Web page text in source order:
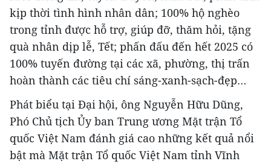
kịp thời tình hình nhân dân; 100% hộ nghèo
trong tỉnh được hỗ trợ, giúp đỡ, thăm hỏi, tặng
quà nhân dịp lễ, Tết; phấn đấu đến hết 2025 có
100% tuyến đường tại các xã, phường, thị trấn
hoàn thành các tiêu chí sáng-xanh-sạch-đẹp…
Phát biểu tại Đại hội, ông Nguyễn Hữu Dũng,
Phó Chủ tịch Ủy ban Trung ương Mặt trận Tổ
quốc Việt Nam đánh giá cao những kết quả nổi
bật mà Mặt trận Tổ quốc Việt Nam tỉnh Vĩnh